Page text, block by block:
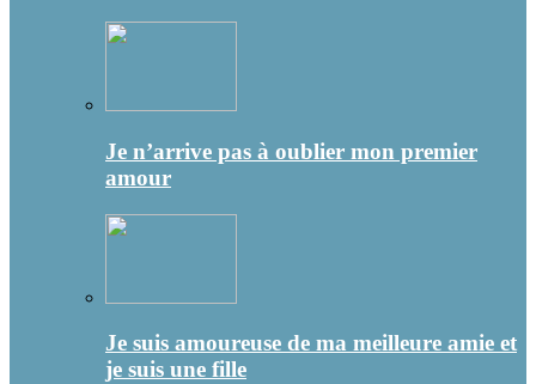
Je n’arrive pas à oublier mon premier
amour
Je suis amoureuse de ma meilleure amie et
je suis une fille